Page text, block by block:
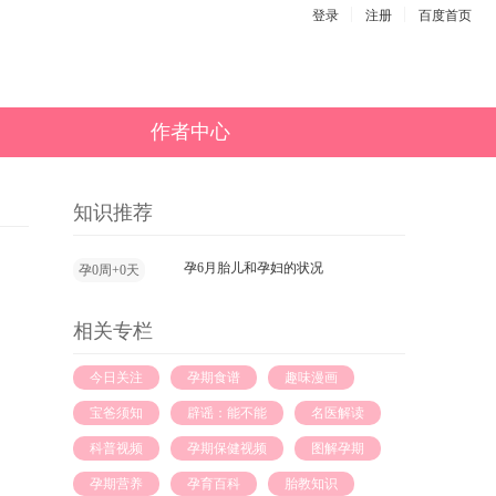
登录 注册 百度首页
作者中心
知识推荐
孕0周+0天 孕6月胎儿和孕妇的状况
相关专栏
今日关注 孕期食谱 趣味漫画
宝爸须知 辟谣：能不能 名医解读
科普视频 孕期保健视频 图解孕期
孕期营养 孕育百科 胎教知识